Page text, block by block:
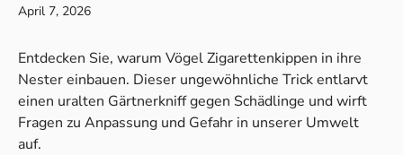
April 7, 2026
Entdecken Sie, warum Vögel Zigarettenkippen in ihre
Nester einbauen. Dieser ungewöhnliche Trick entlarvt
einen uralten Gärtnerkniff gegen Schädlinge und wirft
Fragen zu Anpassung und Gefahr in unserer Umwelt
auf.